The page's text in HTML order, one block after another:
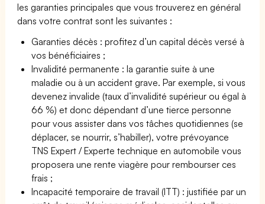
les garanties principales que vous trouverez en général
dans votre contrat sont les suivantes :
Garanties décès : profitez d’un capital décès versé à
vos bénéficiaires ;
Invalidité permanente : la garantie suite à une
maladie ou à un accident grave. Par exemple, si vous
devenez invalide (taux d’invalidité supérieur ou égal à
66 %) et donc dépendant d’une tierce personne
pour vous assister dans vos tâches quotidiennes (se
déplacer, se nourrir, s’habiller), votre prévoyance
TNS Expert / Experte technique en automobile vous
proposera une rente viagère pour rembourser ces
frais ;
Incapacité temporaire de travail (ITT) : justifiée par un